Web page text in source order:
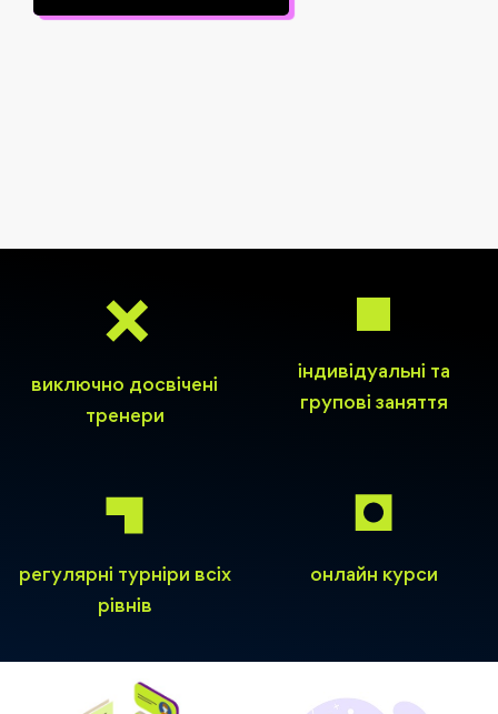
виключно досвічені
тренери
індивідуальні та
групові заняття
регулярні турніри всіх
рівнів
онлайн курси